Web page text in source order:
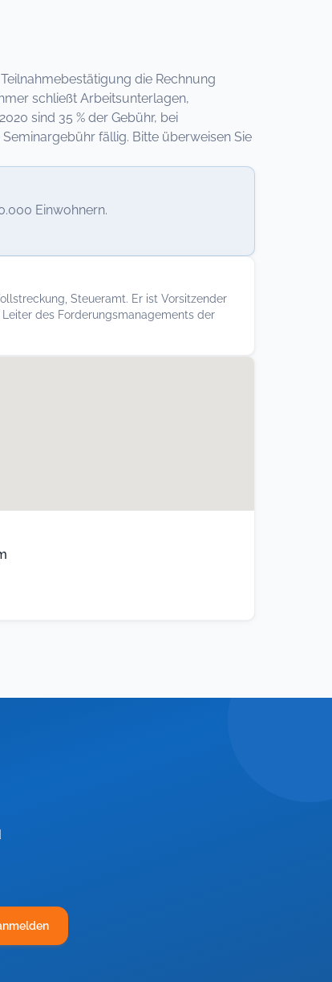
die Rechnung
schließt Arbeitsunterlagen,
sind 35 % der Gebühr, bei
fällig. Bitte überweisen Sie
Einwohnern.
Steueramt. Er ist Vorsitzender
des Forderungsmanagements der